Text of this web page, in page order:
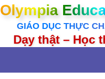
Olympia
GIÁO DỤC THỰC
Dạy thật – Học